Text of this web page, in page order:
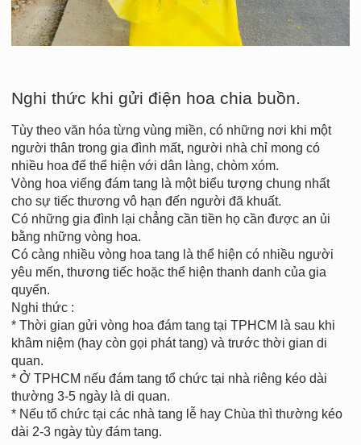
Nghi thức khi gửi điện hoa chia buồn.
Tùy theo văn hóa từng vùng miền, có những nơi khi một
người thân trong gia đình mất, người nhà chỉ mong có
nhiều hoa để thể hiện với dân làng, chòm xóm.
Vòng hoa viếng đám tang là một biểu tượng chung nhất
cho sự tiếc thương vô hạn đến người đã khuất.
Có những gia đình lại chẳng cần tiền họ cần được an ủi
bằng những vòng hoa.
Có càng nhiều vòng hoa tang là thể hiện có nhiều người
yêu mến, thương tiếc hoặc thể hiện thanh danh của gia
quyến.
Nghi thức :
* Thời gian gửi vòng hoa đám tang tại TPHCM là sau khi
khâm niệm (hay còn gọi phát tang) và trước thời gian di
quan.
* Ở TPHCM nếu đám tang tổ chức tại nhà riêng kéo dài
thường 3-5 ngày là di quan.
* Nếu tổ chức tại các nhà tang lễ hay Chùa thì thường kéo
dài 2-3 ngày tùy đám tang.